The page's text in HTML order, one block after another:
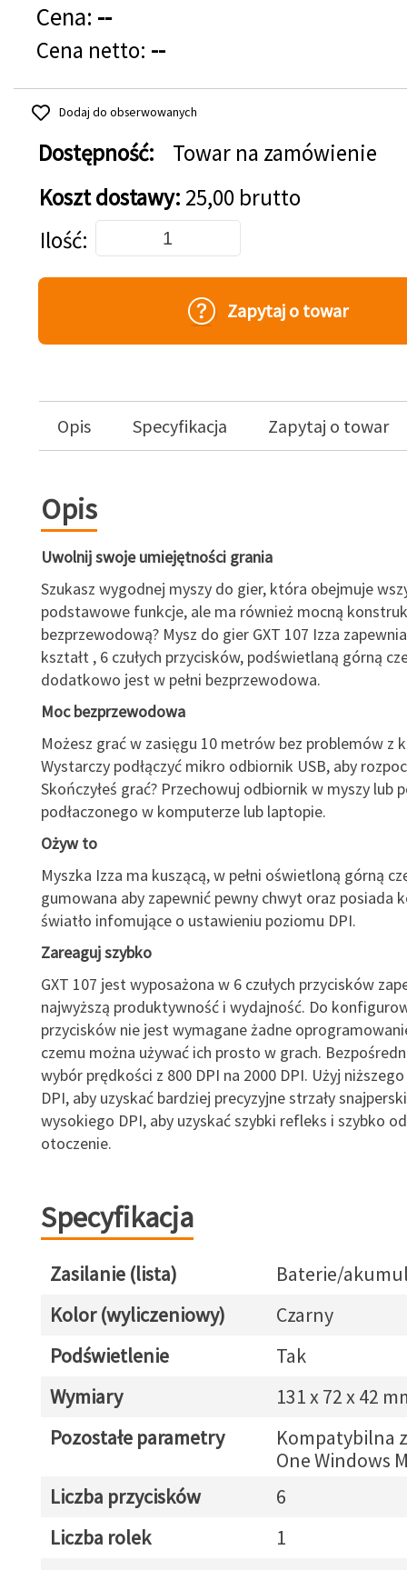
Cena: --
Cena netto: --
Dodaj do obserwowanych
Dostępność:
Towar na zamówienie
Koszt dostawy: 25,00 brutto
Dodaj do koszyka
Ilość
Zapytaj o towar
Opis Specyfikacja Zapytaj o towar
Opis
Uwolnij swoje umiejętności grania
Szukasz wygodnej myszy do gier, która obejmuje
podstawowe funkcje, ale ma również mocną
bezprzewodową? Mysz do gier GXT 107 Izza
kształt , 6 czułych przycisków, podświetlaną górną
dodatkowo jest w pełni bezprzewodowa.
Moc bezprzewodowa
Możesz grać w zasięgu 10 metrów bez problemów z
Wystarczy podłączyć mikro odbiornik USB, aby
Skończyłeś grać? Przechowuj odbiornik w myszy lub
podłaczonego w komputerze lub laptopie.
Ożyw to
Myszka Izza ma kuszącą, w pełni oświetloną górną
gumowana aby zapewnić pewny chwyt oraz posiada
światło infomujące o ustawieniu poziomu DPI.
Zareaguj szybko
GXT 107 jest wyposażona w 6 czułych przycisków
najwyższą produktywność i wydajność. Do
przycisków nie jest wymagane żadne
czemu można używać ich prosto w grach.
wybór prędkości z 800 DPI na 2000 DPI. Użyj
DPI, aby uzyskać bardziej precyzyjne strzały
wysokiego DPI, aby uzyskać szybki refleks i szybko
otoczenie.
Specyfikacja
Zasilanie (lista)
Baterie/
Kolor (wyliczeniowy)
Czarny
Podświetlenie
Tak
Wymiary
131 x 72 x 42
Pozostałe parametry
Kompatybilna
One Windows
Liczba przycisków
6
Liczba rolek
1